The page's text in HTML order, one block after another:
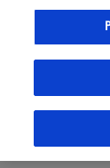
Wszystkie
Skontaktuj
O nas